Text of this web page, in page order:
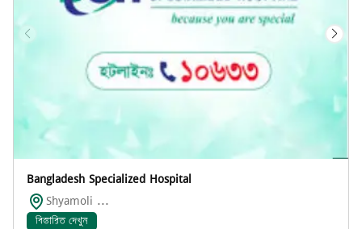
Bangladesh Specialized Hospital
Shyamoli ...
বিস্তারিত দেখুন